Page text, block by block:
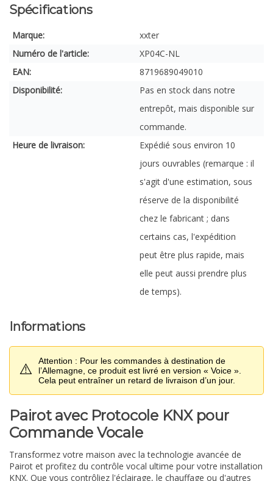
Spécifications
Marque:
xxter
Numéro de l'article:
XP04C-NL
EAN:
8719689049010
Disponibilité:
Pas en stock dans notre
entrepôt, mais disponible sur
commande.
Heure de livraison:
Expédié sous environ 10
jours ouvrables (remarque : il
s'agit d'une estimation, sous
réserve de la disponibilité
chez le fabricant ; dans
certains cas, l'expédition
peut être plus rapide, mais
elle peut aussi prendre plus
de temps).
Informations
⚠️
Attention : Pour les commandes à destination de
l’Allemagne, ce produit est livré en version « Voice ».
Cela peut entraîner un retard de livraison d’un jour.
Pairot avec Protocole KNX pour
Commande Vocale
Transformez votre maison avec la technologie avancée de
Pairot et profitez du contrôle vocal ultime pour votre installation
KNX. Que vous contrôliez l'éclairage, le chauffage ou d'autres